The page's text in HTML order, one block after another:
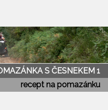
S ČESNEKEM 1
recept na pomazánku